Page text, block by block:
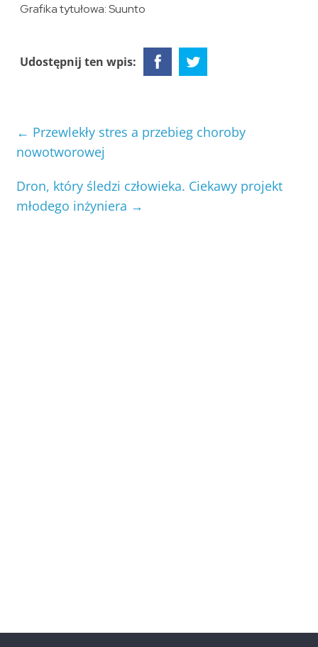
Grafika tytułowa: Suunto
Udostępnij ten wpis:
← Przewlekły stres a przebieg choroby
nowotworowej
Dron, który śledzi człowieka. Ciekawy projekt
młodego inżyniera →